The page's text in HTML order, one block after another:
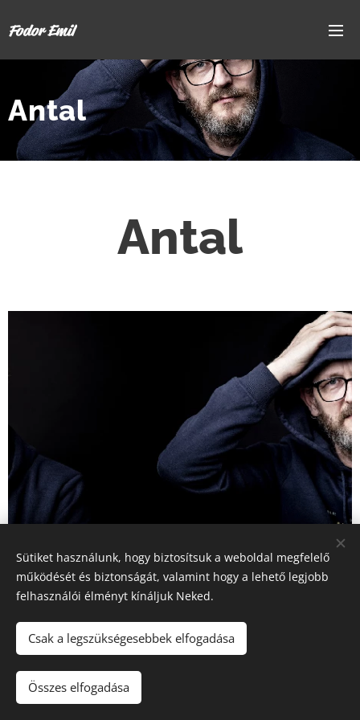
Fodor Emil
Antal
Antal
photosbyfodoremil@gmail.com
Az oldalt a
Sütiket használunk, hogy biztosítsuk a weboldal megfelelő
működését és biztonságát, valamint hogy a lehető legjobb
felhasználói élményt kínáljuk Neked.
Csak a legszükségesebbek elfogadása
Összes elfogadása